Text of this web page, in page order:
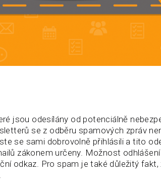
jsou odesílány od potenciálně
se z odběru spamových zpráv
se sami dobrovolně přihlásili a tito
zákonem určeny. Možnost
odkaz. Pro spam je také důležitý